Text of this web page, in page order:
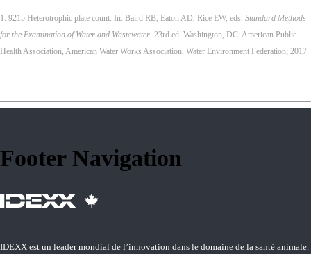
1. 9215 Heterotrophic plate count. In: Baird RB, Eaton AD, Rice EW, eds. Standard Methods
for the Examination of Water and Wastewater. 23rd ed. Washington, DC: American Public
Health Association, American Water Works Association, Water Environment Federation; 2017.
Footer Navigation
IDEXX est un leader mondial de l’innovation dans le domaine de la santé animale.